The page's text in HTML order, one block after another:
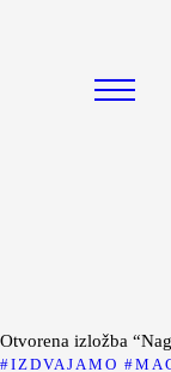
Otvorena izložba
IZDVAJAMO